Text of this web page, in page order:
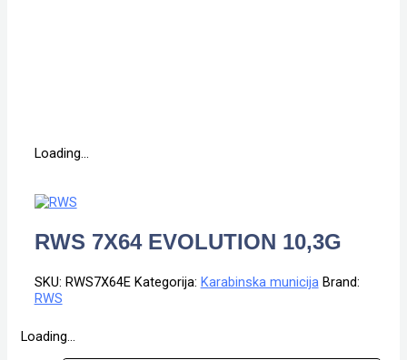
Loading...
RWS 7X64 EVOLUTION 10,3G
SKU: RWS7X64E Kategorija: Karabinska municija Brand:
RWS
Loading...